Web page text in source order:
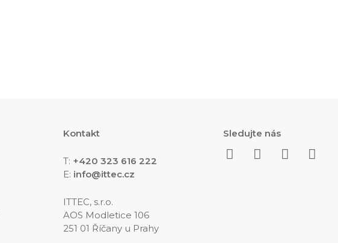
Kontakt
T: +420 323 616 222
E: info@ittec.cz
ITTEC, s.r.o.
AOS Modletice 106
251 01 Říčany u Prahy
Sledujte nás